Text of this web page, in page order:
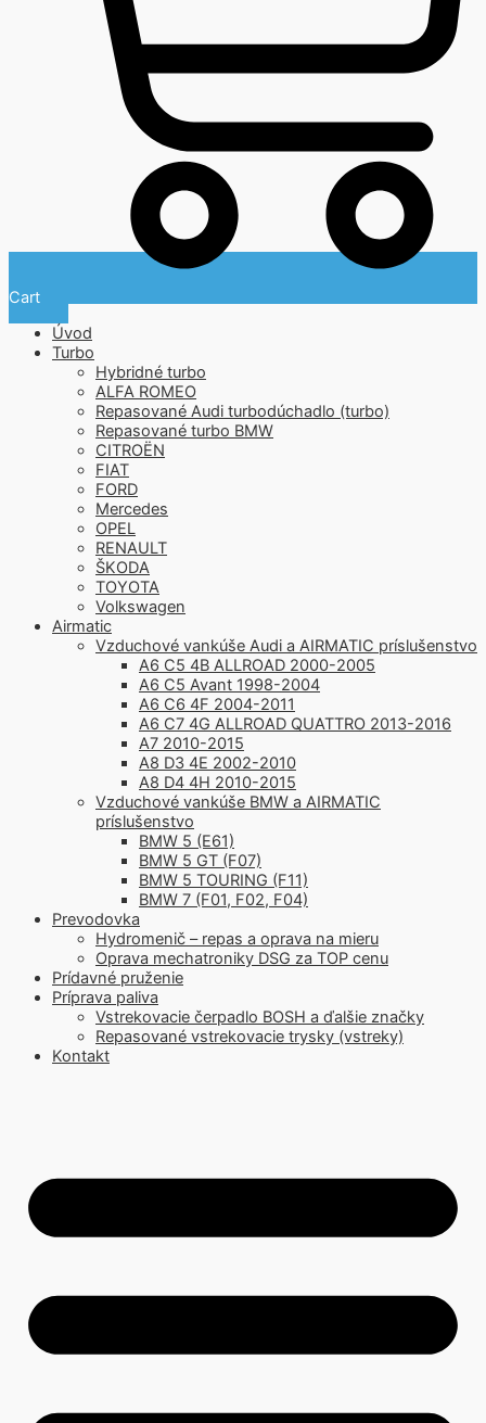
Cart
Úvod
Turbo
Hybridné turbo
ALFA ROMEO
Repasované Audi turbodúchadlo (turbo)
Repasované turbo BMW
CITROËN
FIAT
FORD
Mercedes
OPEL
RENAULT
ŠKODA
TOYOTA
Volkswagen
Airmatic
Vzduchové vankúše Audi a AIRMATIC príslušenstvo
A6 C5 4B ALLROAD 2000-2005
A6 C5 Avant 1998-2004
A6 C6 4F 2004-2011
A6 C7 4G ALLROAD QUATTRO 2013-2016
A7 2010-2015
A8 D3 4E 2002-2010
A8 D4 4H 2010-2015
Vzduchové vankúše BMW a AIRMATIC
príslušenstvo
BMW 5 (E61)
BMW 5 GT (F07)
BMW 5 TOURING (F11)
BMW 7 (F01, F02, F04)
Prevodovka
Hydromenič – repas a oprava na mieru
Oprava mechatroniky DSG za TOP cenu
Prídavné pruženie
Príprava paliva
Vstrekovacie čerpadlo BOSH a ďalšie značky
Repasované vstrekovacie trysky (vstreky)
Kontakt